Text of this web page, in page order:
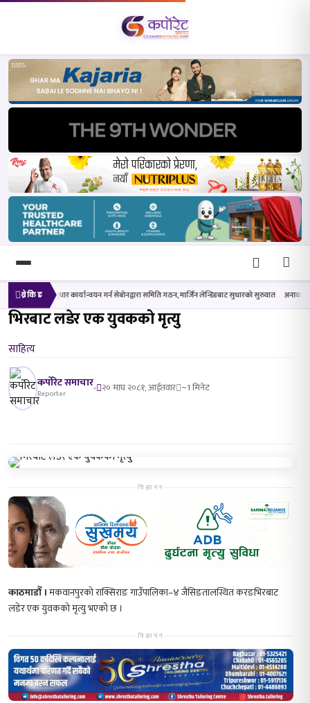
खोज्नुहोस्
ब्रेकिङ
गर्न सेबोनद्वारा समिति गठन, मार्जिन लेन्डिङबाट सुधारको सुरुवात अनावश्यक ग्यास भण्डारण नगर्न आग्रह
भिरबाट लडेर एक युवकको मृत्यु
साहित्य
कर्पोरेट समाचार
Reporter २० माघ २०८१, आईतवार ~1 मिनेट
विज्ञापन
काठमाडौँ ।मकवानपुरको राक्सिराङ गाउँपालिका–४ जैसिङतालस्थित करङभिरबाट
लडेर एक युवकको मृत्यु भएको छ ।
विज्ञापन